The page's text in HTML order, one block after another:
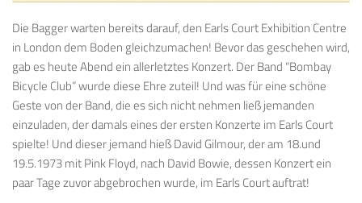
Die Bagger warten bereits darauf, den Earls Court Exhibition Centre
in London dem Boden gleichzumachen! Bevor das geschehen wird,
gab es heute Abend ein allerletztes Konzert. Der Band “Bombay
Bicycle Club” wurde diese Ehre zuteil! Und was für eine schöne
Geste von der Band, die es sich nicht nehmen ließ jemanden
einzuladen, der damals eines der ersten Konzerte im Earls Court
spielte! Und dieser jemand hieß David Gilmour, der am 18.und
19.5.1973 mit Pink Floyd, nach David Bowie, dessen Konzert ein
paar Tage zuvor abgebrochen wurde, im Earls Court auftrat!